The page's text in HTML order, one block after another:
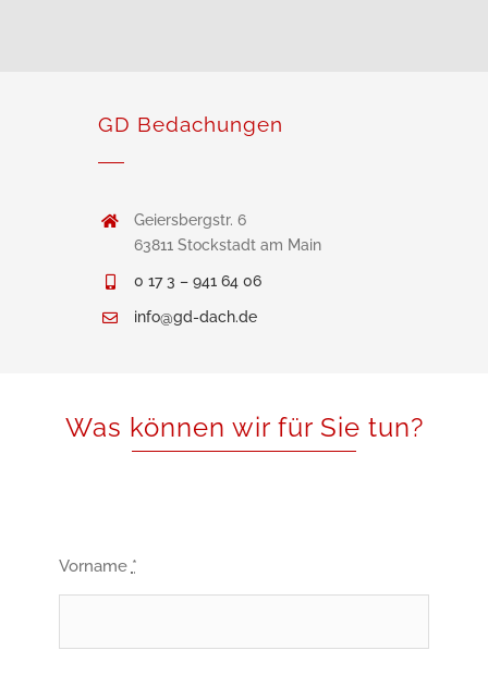
GD Bedachungen
Geiersbergstr. 6
63811 Stockstadt am Main
0 17 3 – 941 64 06
info@gd-dach.de
Was können wir für Sie tun?
Vorname *